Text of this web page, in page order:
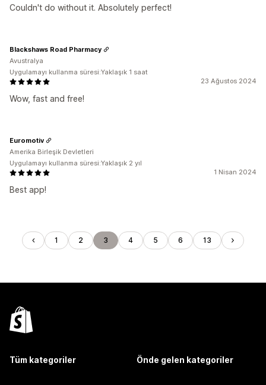
Couldn't do without it. Absolutely perfect!
23 Ağustos 2024
Wow, fast and free!
Blackshaws Road Pharmacy
Avustralya
Uygulamayı kullanma süresi:Yaklaşık 1 saat
1 Nisan 2024
Best app!
Euromotiv
Amerika Birleşik Devletleri
Uygulamayı kullanma süresi:Yaklaşık 2 yıl
1 2 3 4 5 6 13
Tüm kategoriler Önde gelen kategoriler